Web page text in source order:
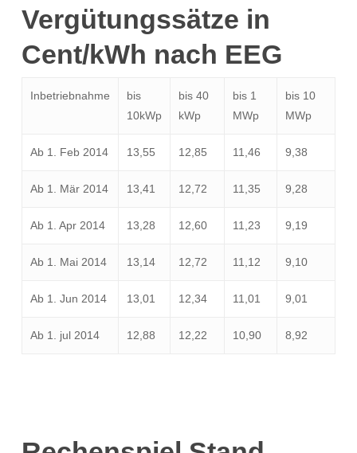
Vergütungssätze in
Cent/kWh nach EEG
Inbetriebnahme
bis
10kWp
bis 40
kWp
bis 1
MWp
bis 10
MWp
Ab 1. Feb 2014 13,55 12,85 11,46 9,38
Ab 1. Mär 2014 13,41 12,72 11,35 9,28
Ab 1. Apr 2014 13,28 12,60 11,23 9,19
Ab 1. Mai 2014 13,14 12,72 11,12 9,10
Ab 1. Jun 2014 13,01 12,34 11,01 9,01
Ab 1. jul 2014 12,88 12,22 10,90 8,92